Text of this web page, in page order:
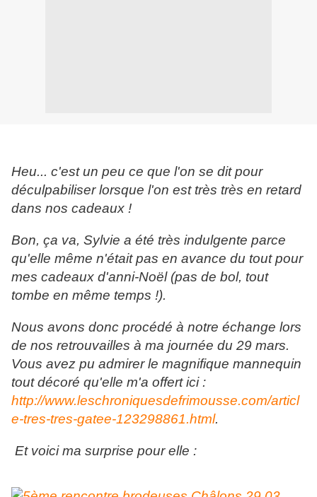
Heu... c'est un peu ce que l'on se dit pour
déculpabiliser lorsque l'on est très très en retard
dans nos cadeaux !
Bon, ça va, Sylvie a été très indulgente parce
qu'elle même n'était pas en avance du tout pour
mes cadeaux d'anni-Noël (pas de bol, tout
tombe en même temps !).
Nous avons donc procédé à notre échange lors
de nos retrouvailles à ma journée du 29 mars.
Vous avez pu admirer le magnifique mannequin
tout décoré qu'elle m'a offert ici :
http://www.leschroniquesdefrimousse.com/articl
e-tres-tres-gatee-123298861.html.
Et voici ma surprise pour elle :